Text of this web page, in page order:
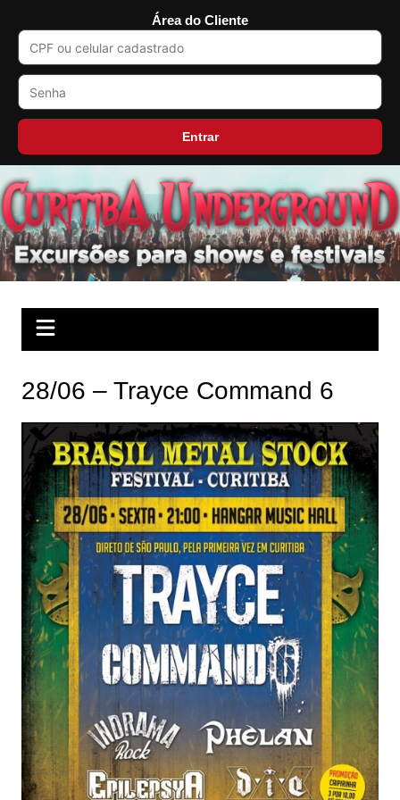
Área do Cliente
Entrar
para
o
conteúdo
28/06 – Trayce Command 6